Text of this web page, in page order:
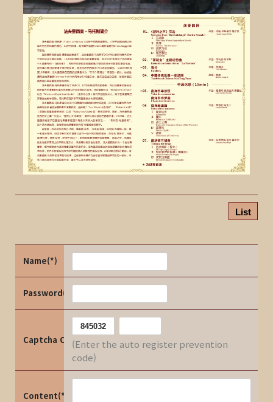
List
Name(*)
Password(*)
Captcha Code(Enter the auto register prevention
code)
Content(*)